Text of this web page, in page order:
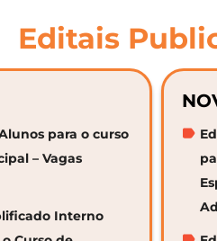
Editais
para o curso
– Vagas
Interno